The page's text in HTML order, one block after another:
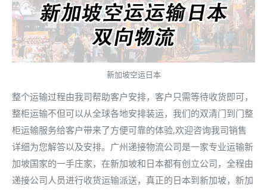
新加坡空运日本
整个运输过程由我司帮助客户安排，客户只需等待收货即可，
整柜运输不但可以从全球各地安排装运，我们的双清门到门整
柜运输服务给客户带来了方便可靠的体验,欢迎咨询我司销售
详细为您解答以及安排。广州递接物流公司是一家专业运输新
加坡国家的一手庄家，在新加坡和日本都有创立公司，全程由
递接公司人员进行收货运输派送，真正的日本到新加坡，新加